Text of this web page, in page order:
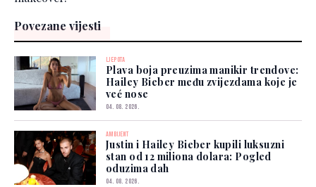
Povezane vijesti
LJEPOTA
Plava boja preuzima manikir trendove:
Hailey Bieber među zvijezdama koje je
već nose
04. 08. 2026.
AMBIJENT
Justin i Hailey Bieber kupili luksuzni
stan od 12 miliona dolara: Pogled
oduzima dah
04. 08. 2026.